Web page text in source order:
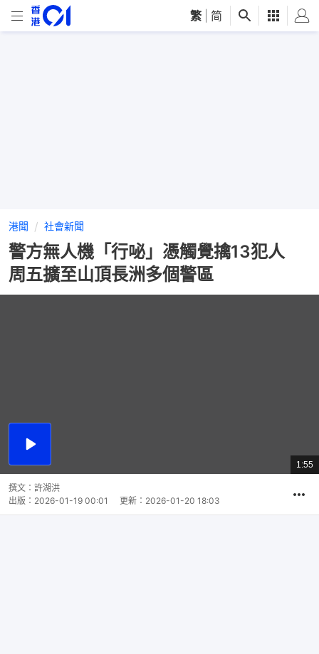
繁 简
港聞 社會新聞
警方無人機「行咇」憑觸覺擒13犯人
周五擴至山頂長洲多個警區
播
總
共
1:55
撰文： 許湖洪
出版： 2026-01-19 00:01 更新： 2026-01-20 18:03